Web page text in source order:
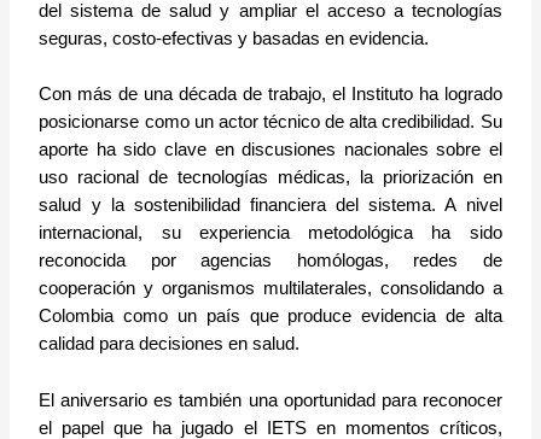
del sistema de salud y ampliar el acceso a tecnologías
seguras, costo-efectivas y basadas en evidencia.
Con más de una década de trabajo, el Instituto ha logrado
posicionarse como un actor técnico de alta credibilidad. Su
aporte ha sido clave en discusiones nacionales sobre el
uso racional de tecnologías médicas, la priorización en
salud y la sostenibilidad financiera del sistema. A nivel
internacional, su experiencia metodológica ha sido
reconocida por agencias homólogas, redes de
cooperación y organismos multilaterales, consolidando a
Colombia como un país que produce evidencia de alta
calidad para decisiones en salud.
El aniversario es también una oportunidad para reconocer
el papel que ha jugado el IETS en momentos críticos,